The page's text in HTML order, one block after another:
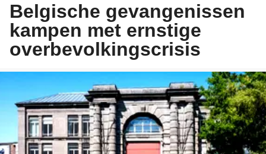
Belgische gevangenissen
kampen met ernstige
overbevolkingscrisis